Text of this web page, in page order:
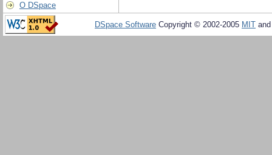
О DSpace
DSpace Software Copyright © 2002-2005 MIT